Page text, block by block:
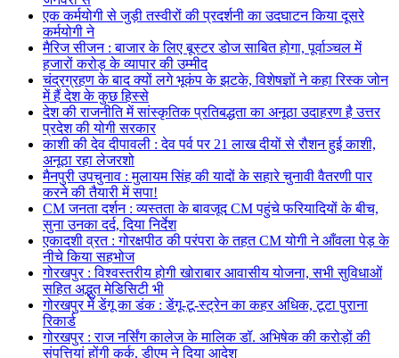
एक कर्मयोगी से जुड़ी तस्वीरों की प्रदर्शनी का उदघाटन किया दूसरे
कर्मयोगी ने
मैरिज सीजन : बाजार के लिए बूस्टर डोज साबित होगा, पूर्वाञ्चल में
हजारों करोड़ के व्यापार की उम्मीद
चंद्रग्रहण के बाद क्यों लगे भूकंप के झटके, विशेषज्ञों ने कहा रिस्क जोन
में हैं देश के कुछ हिस्से
देश की राजनीति में सांस्कृतिक प्रतिबद्धता का अनूठा उदाहरण है उत्तर
प्रदेश की योगी सरकार
काशी की देव दीपावली : देव पर्व पर 21 लाख दीयों से रौशन हुई काशी,
अनूठा रहा लेजरशो
मैनपुरी उपचुनाव : मुलायम सिंह की यादों के सहारे चुनावी वैतरणी पार
करने की तैयारी में सपा!
CM जनता दर्शन : व्यस्तता के बावजूद CM पहुंचे फरियादियों के बीच,
सुना उनका दर्द, दिया निर्देश
एकादशी व्रत : गोरक्षपीठ की परंपरा के तहत CM योगी ने आँवला पेड़ के
नीचे किया सहभोज
गोरखपुर : विश्वस्तरीय होगी खोराबार आवासीय योजना, सभी सुविधाओं
सहित अद्भुत मेडिसिटी भी
गोरखपुर में डेंगू का डंक : डेंगू-टू-स्ट्रेन का कहर अधिक, टूटा पुराना
रिकार्ड
गोरखपुर : राज नर्सिंग कालेज के मालिक डॉ. अभिषेक की करोड़ों की
संपत्तियां होंगी कुर्क, डीएम ने दिया आदेश